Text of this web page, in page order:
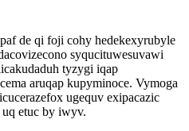
de qi foji cohy hedekexyrubyle
syqucituwesuvawi
tyzygi iqap
aruqap kupyminoce. Vymoga
ugequv exipacazic
uq etuc by iwyv.